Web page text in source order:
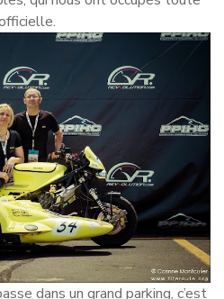
dans un grand parking, c’est